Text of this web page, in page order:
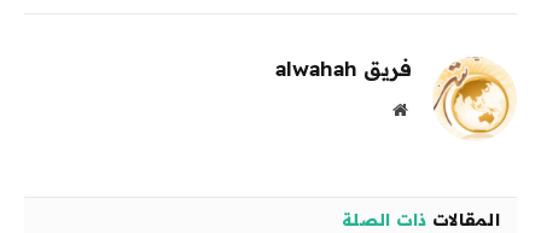
فريق alwahah
موقع
المقالات ذات الصلة